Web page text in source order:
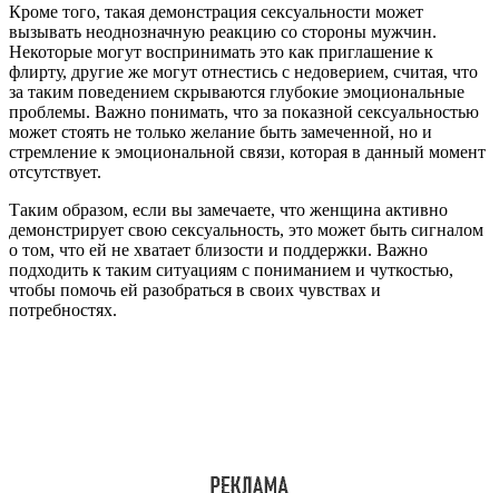
Кроме того, такая демонстрация сексуальности может
вызывать неоднозначную реакцию со стороны мужчин.
Некоторые могут воспринимать это как приглашение к
флирту, другие же могут отнестись с недоверием, считая, что
за таким поведением скрываются глубокие эмоциональные
проблемы. Важно понимать, что за показной сексуальностью
может стоять не только желание быть замеченной, но и
стремление к эмоциональной связи, которая в данный момент
отсутствует.
Таким образом, если вы замечаете, что женщина активно
демонстрирует свою сексуальность, это может быть сигналом
о том, что ей не хватает близости и поддержки. Важно
подходить к таким ситуациям с пониманием и чуткостью,
чтобы помочь ей разобраться в своих чувствах и
потребностях.